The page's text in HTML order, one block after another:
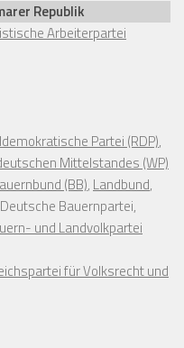
Republik
Arbeiterpartei
Partei (RDP),
Mittelstandes (WP)
(BB), Landbund,
Bauernpartei,
und Landvolkpartei
für Volksrecht und